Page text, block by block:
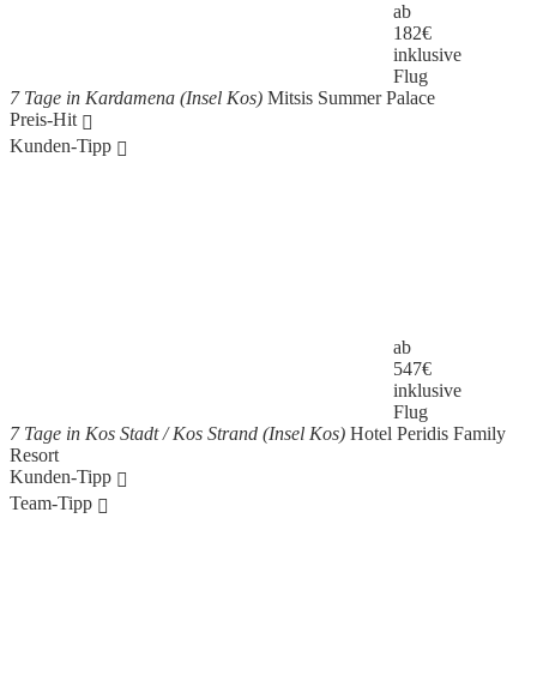
ab
182€
inklusive
Flug
7 Tage in Kardamena (Insel Kos) Mitsis Summer Palace
Preis-Hit
Kunden-Tipp
ab
547€
inklusive
Flug
7 Tage in Kos Stadt / Kos Strand (Insel Kos) Hotel Peridis Family
Resort
Kunden-Tipp
Team-Tipp